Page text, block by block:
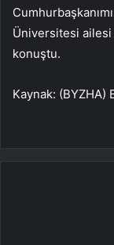
Üniversitesi
konuştu.
Kaynak: (BYZHA)